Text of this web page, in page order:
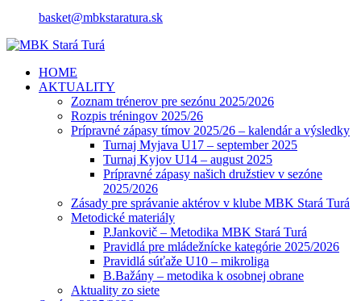
basket@mbkstaratura.sk
HOME
AKTUALITY
Zoznam trénerov pre sezónu 2025/2026
Rozpis tréningov 2025/26
Prípravné zápasy tímov 2025/26 – kalendár a výsledky
Turnaj Myjava U17 – september 2025
Turnaj Kyjov U14 – august 2025
Prípravné zápasy našich družstiev v sezóne
2025/2026
Zásady pre správanie aktérov v klube MBK Stará Turá
Metodické materiály
P.Jankovič – Metodika MBK Stará Turá
Pravidlá pre mládežnícke kategórie 2025/2026
Pravidlá súťaže U10 – mikroliga
B.Bažány – metodika k osobnej obrane
Aktuality zo siete